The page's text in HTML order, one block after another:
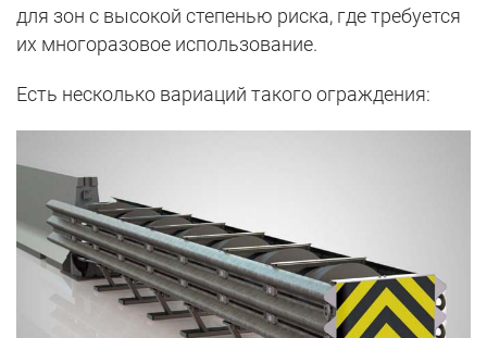
для зон с высокой степенью риска, где требуется
их многоразовое использование.
Есть несколько вариаций такого ограждения: